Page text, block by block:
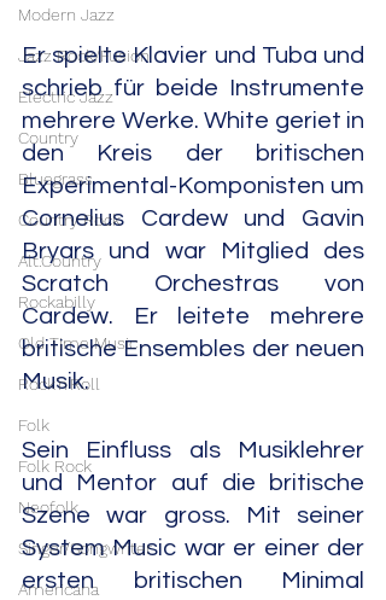
Modern Jazz
Jazz Rock/Fusion
Electric Jazz
Country
Bluegrass
Country Rock
Alt.Country
Rockabilly
Old Time Music
Rock'n'Roll
Folk
Folk Rock
Neofolk
Singer/Songwriter
Americana
Er spielte Klavier und Tuba und
schrieb für beide Instrumente
mehrere Werke. White geriet in
den Kreis der britischen
Experimental-Komponisten um
Cornelius Cardew und Gavin
Bryars und war Mitglied des
Scratch Orchestras von
Cardew. Er leitete mehrere
britische Ensembles der neuen
Musik.
Sein Einfluss als Musiklehrer
und Mentor auf die britische
Szene war gross. Mit seiner
System Music war er einer der
ersten britischen Minimal